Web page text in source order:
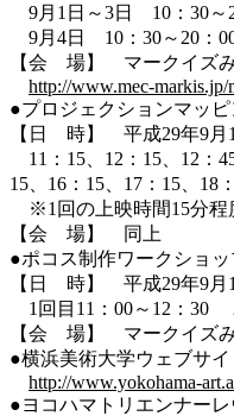
9月1日～3日 10：30～
9月4日 10：30～20：
【会 場】 マークイズ
http://www.mec-markis.jp/
●プロジェクションマッ
【日 時】 平成29年9月1
11：15、12：15、12：
15、16：15、17：15、18
※1回の上映時間15分程
【会 場】 同上
●ポコス制作ワークショッ
【日 時】 平成29年9月1
1回目11：00～12：30
【会 場】 マークイズ
●横浜美術大学ウェブサイ
http://www.yokohama-
●ヨコハマトリエンナーレ